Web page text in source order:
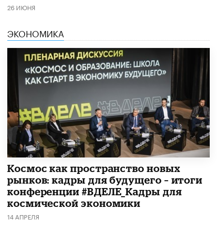
26 ИЮНЯ
ЭКОНОМИКА
Космос как пространство новых
рынков: кадры для будущего – итоги
конференции #ВДЕЛЕ_Кадры для
космической экономики
14 АПРЕЛЯ